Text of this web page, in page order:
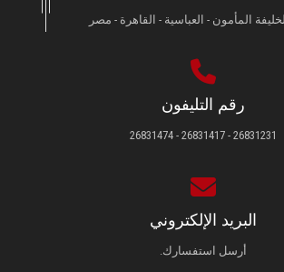
المأمون - العباسية - القاهرة - مصر
رقم التليفون
26831231 - 26831417 - 26831474
البريد الإلكتروني
أرسل استفسارك.